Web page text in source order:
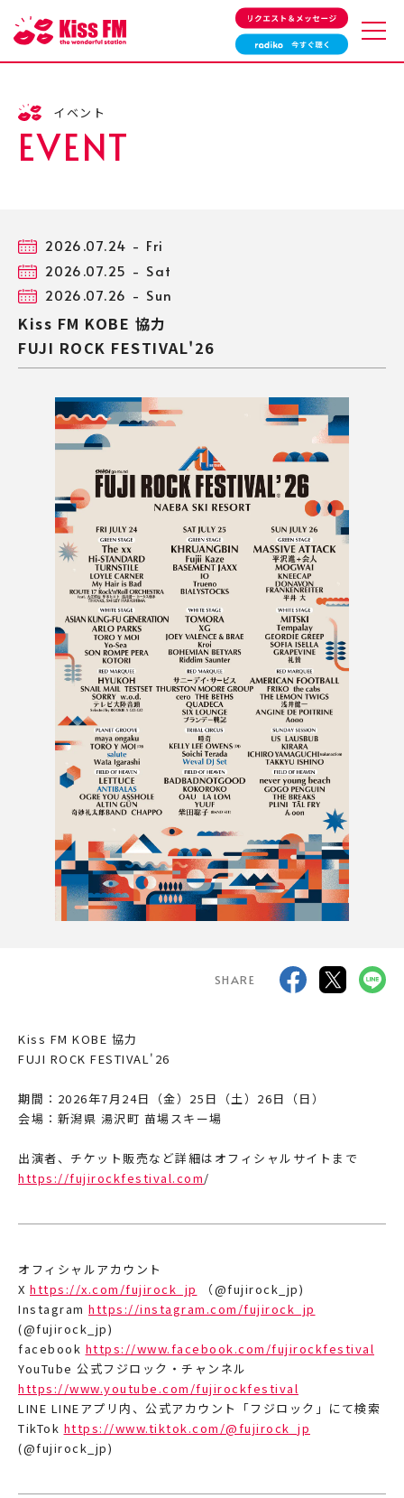
サウンドクルー紹介
リクエスト＆メッセージ
Kiss PRESS
会社概要
採用情報
広告・プロモーションを
お考えの方へ
エリアと周波数
緊急地震速報
FOLLOW US
Kissner's club
イベント
EVENT
2026.07.24 - Fri
2026.07.25 - Sat
2026.07.26 - Sun
Kiss FM KOBE 協力
FUJI ROCK FESTIVAL'26
SHARE
Kiss FM KOBE 協力
FUJI ROCK FESTIVAL'26
期間：2026年7月24日（金）25日（土）26日（日）
会場：新潟県 湯沢町 苗場スキー場
出演者、チケット販売など詳細はオフィシャルサイトまで
https://fujirockfestival.com/
オフィシャルアカウント
X https://x.com/fujirock_jp
（@fujirock_jp)
Instagram https://instagram.com/fujirock_jp
(@fujirock_jp)
facebook https://www.facebook.com/fujirockfestival
YouTube 公式フジロック・チャンネル
https://www.youtube.com/fujirockfestival
LINE LINEアプリ内、公式アカウント「フジロック」にて検索
TikTok https://www.tiktok.com/@fujirock_jp
(@fujirock_jp)